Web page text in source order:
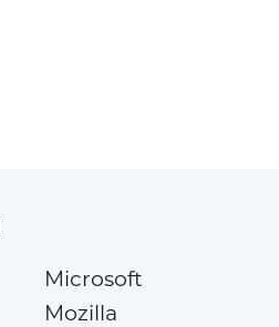
Microsoft
Mozilla